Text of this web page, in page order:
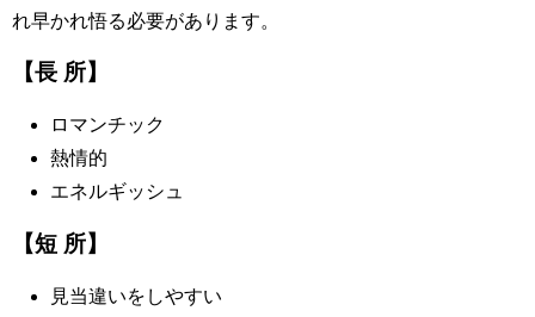
れ早かれ悟る必要があります。
【長 所】
ロマンチック
熱情的
エネルギッシュ
【短 所】
見当違いをしやすい